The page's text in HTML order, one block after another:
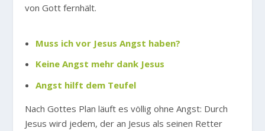
von Gott fernhält.
Muss ich vor Jesus Angst haben?
Keine Angst mehr dank Jesus
Angst hilft dem Teufel
Nach Gottes Plan läuft es völlig ohne Angst: Durch
Jesus wird jedem, der an Jesus als seinen Retter